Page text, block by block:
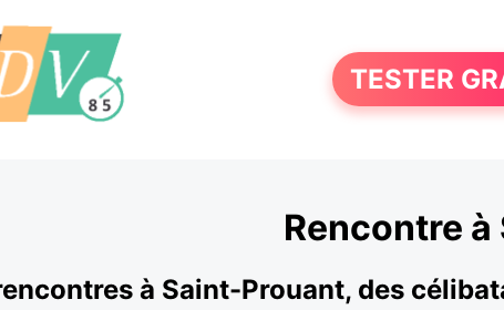
TESTER
Rencontre
à Saint-Prouant, des